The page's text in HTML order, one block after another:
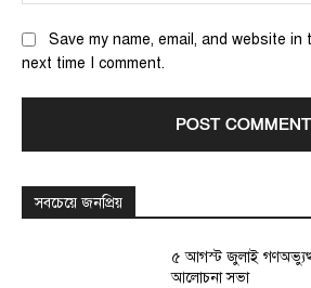
Save my name, email, and website
next time I comment.
সবচেয়ে জনপ্রিয়
৫ আগস্ট জুলাই
আলোচনা সভা